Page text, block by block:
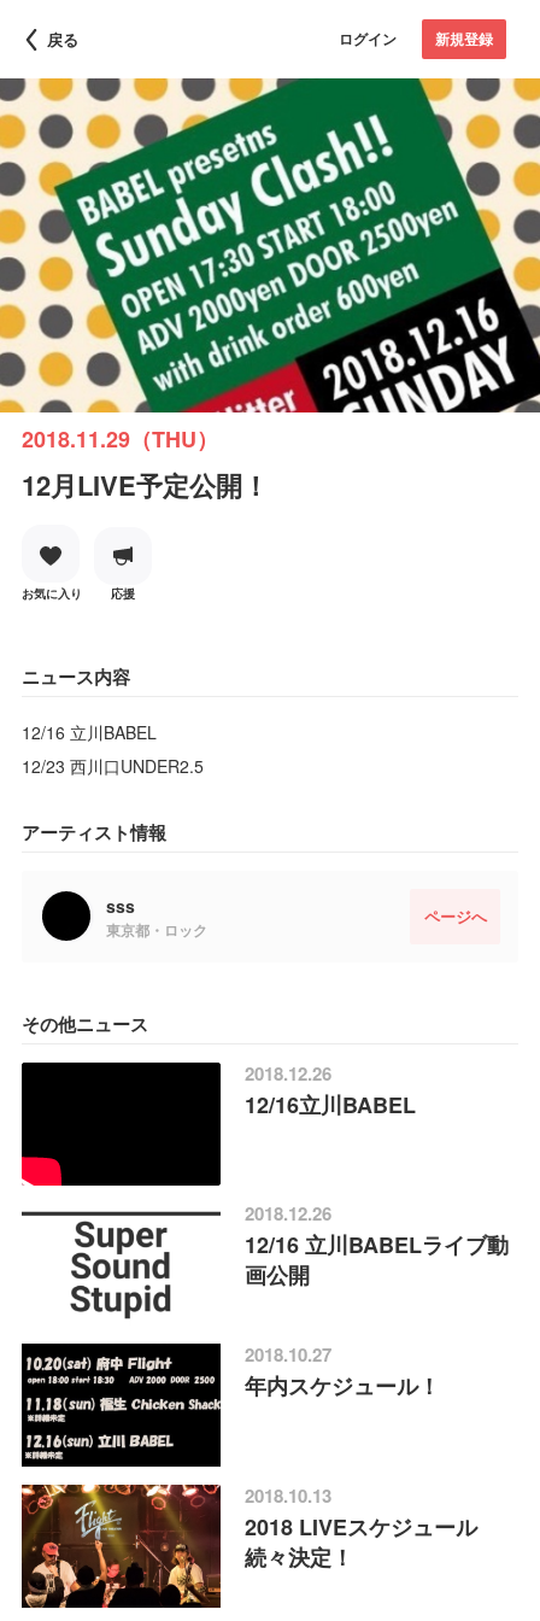
戻る ログイン 新規登録
2018.11.29（THU）
12月LIVE予定公開！
お気に入り 応援
ニュース内容
12/16 立川BABEL
12/23 西川口UNDER2.5
アーティスト情報
sss
東京都・ロック
ページへ
その他ニュース
2018.12.26
12/16立川BABEL
2018.12.26
12/16 立川BABELライブ動
画公開
2018.10.27
年内スケジュール！
2018.10.13
2018 LIVEスケジュール
続々決定！